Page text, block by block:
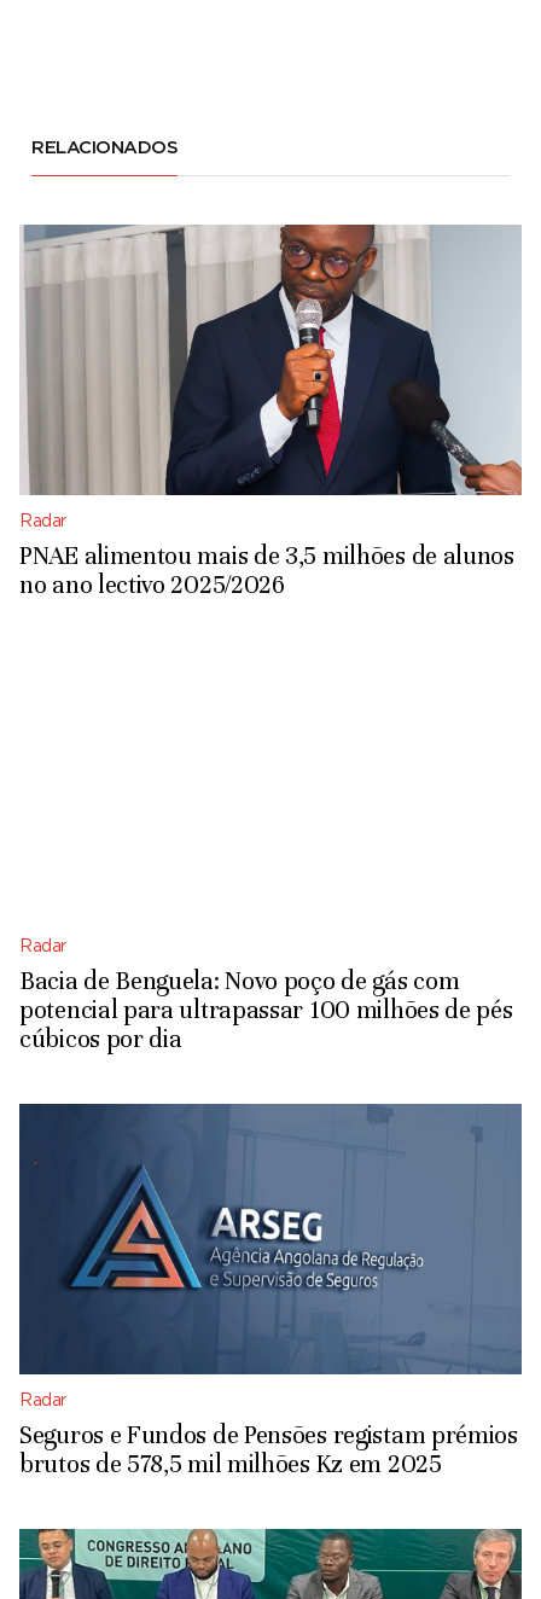
RELACIONADOS
Radar
PNAE alimentou mais de 3,5 milhões de alunos
no ano lectivo 2025/2026
Radar
Bacia de Benguela: Novo poço de gás com
potencial para ultrapassar 100 milhões de pés
cúbicos por dia
Radar
Seguros e Fundos de Pensões registam prémios
brutos de 578,5 mil milhões Kz em 2025